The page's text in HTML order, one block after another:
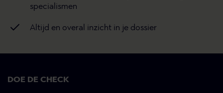
specialismen
Altijd en overal inzicht in je dossier
DOE DE CHECK